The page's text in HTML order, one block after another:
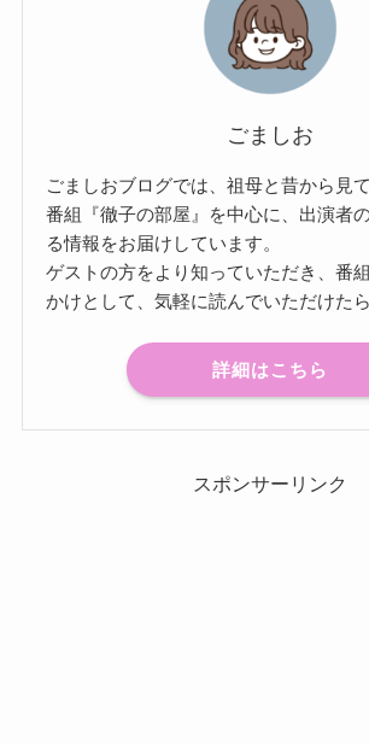
ごましお
ごましおブログでは、祖母と昔から見
番組『徹子の部屋』を中心に、出演者
る情報をお届けしています。
ゲストの方をより知っていただき、番
かけとして、気軽に読んでいただけた
詳細はこちら
スポンサーリンク